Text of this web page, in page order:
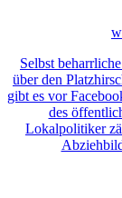
Selbst
über den
gibt es vor
des
Lokalpolitiker